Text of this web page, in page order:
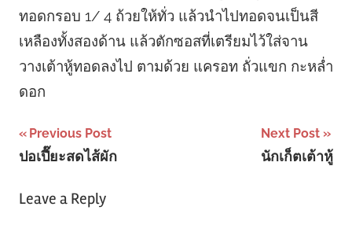
ทอดกรอบ 1/ 4 ถ้วยให้ทั่ว แล้วนำไปทอดจนเป็นสี
เหลืองทั้งสองด้าน แล้วตักซอสที่เตรียมไว้ใส่จาน
วางเต้าหู้ทอดลงไป ตามด้วย แครอท ถั่วแขก กะหล่ำ
ดอก
Post
navigation
Previous Post
ปอเปี๊ยะสดไส้ผัก
Next Post
นักเก็ตเต้าหู้
Leave a Reply